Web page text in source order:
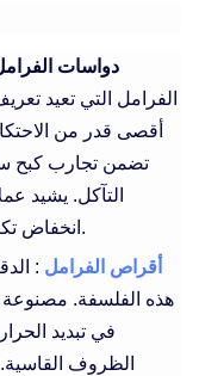
دواسات
الفرامل التي تعيد
أقصى قدر من
تضمن تجارب كبح
التآكل. يشيد
انخفاض تكاليف الصيانة وزيادة عائد الاستثمار.
أقراص الفرامل :
هذه الفلسفة. مصنوعة
في تبديد
الظروف القاسية.